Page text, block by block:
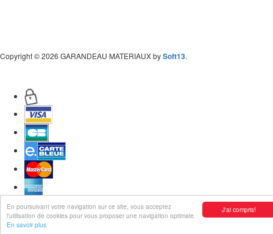
J'ai compris!
En poursuivant votre navigation sur ce site, vous acceptez
l'utilisation de cookies pour vous proposer une navigation optimale.
En savoir plus
Copyright© 2026 GARANDEAU MATERIAUX bySoft13.